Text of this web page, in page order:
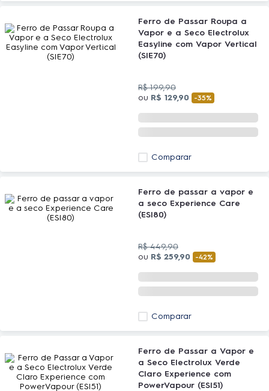
Ferro de Passar Roupa a
Vapor e a Seco Electrolux
Easyline com Vapor Vertical
(SIE70)
R$ 199,90
ou R$ 129,90 -35%
Comparar
Ferro de passar a vapor e
a seco Experience Care
(ESI80)
R$ 449,90
ou R$ 259,90 -42%
Comparar
Ferro de Passar a Vapor e
a Seco Electrolux Verde
Claro Experience com
PowerVapour (ESI51)